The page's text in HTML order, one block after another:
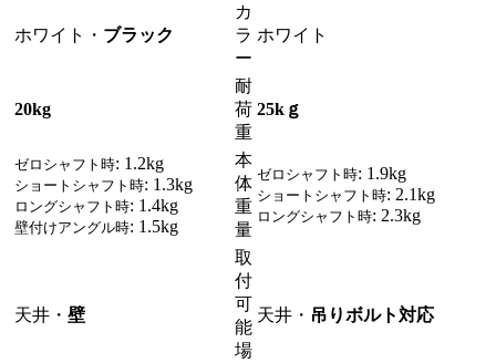
ホワイト・ ブラック
カ
ラ
ー
ホワイト
20kg
耐
荷
重
25kｇ
ゼロシャフト時: 1.2kg
ショートシャフト時: 1.3kg
ロングシャフト時: 1.4kg
壁付けアングル時: 1.5kg
本
体
重
量
ゼロシャフト時: 1.9kg
ショートシャフト時: 2.1kg
ロングシャフト時: 2.3kg
天井・ 壁
取
付
可
能
場
天井・ 吊りボルト対応